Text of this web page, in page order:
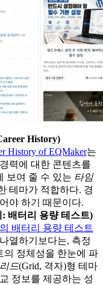
History)
History of EQMaker는
력에 대한 콘텐츠를
보여 줄 수 있는 타임
테마가 적합하다. 경
야 하기 때문이다.
배터리 용량 테스트)
배터리 용량 테스트
열하기보다는, 측정
의 정체성을 한눈에 파
드(Grid, 격자)형 테마
정보를 제공하는 성